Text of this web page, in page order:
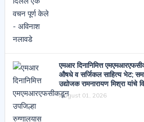
एमआर दिनानिमित्त
औषधे व सर्जिकल साहित्य भेट;
उद्योजक रामनारायण मिश्रा यांचे
August 01, 2026